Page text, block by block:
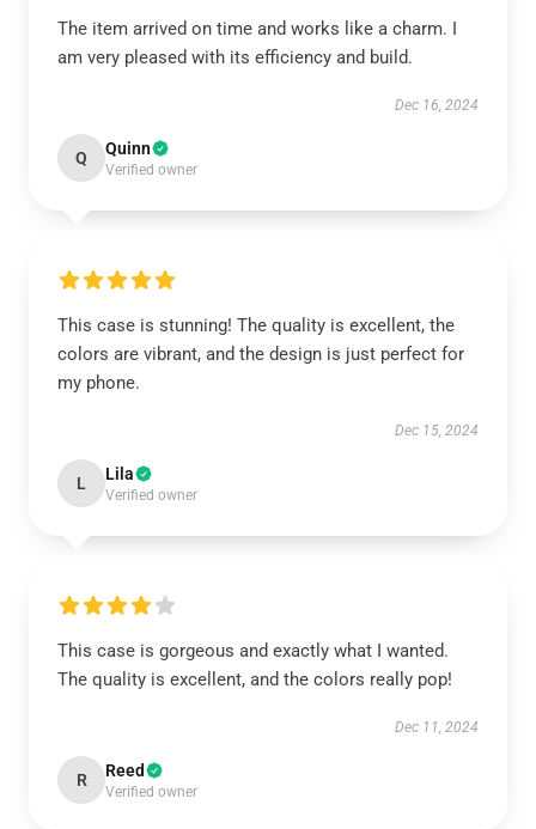
The item arrived on time and works like a charm. I
am very pleased with its efficiency and build.
Dec 16, 2024
Q Quinn
Verified owner
This case is stunning! The quality is excellent, the
colors are vibrant, and the design is just perfect for
my phone.
Dec 15, 2024
L Lila
Verified owner
This case is gorgeous and exactly what I wanted.
The quality is excellent, and the colors really pop!
Dec 11, 2024
R Reed
Verified owner